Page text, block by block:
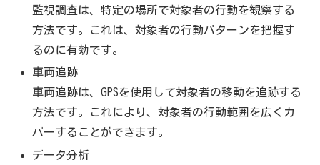
監視調査は、特定の場所で対象者の行動を観察する
方法です。これは、対象者の行動パターンを把握す
るのに有効です。
車両追跡
車両追跡は、GPSを使用して対象者の移動を追跡する
方法です。これにより、対象者の行動範囲を広くカ
バーすることができます。
データ分析